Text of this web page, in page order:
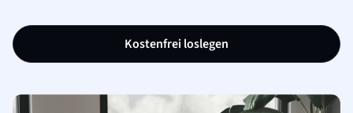
Kostenfrei loslegen